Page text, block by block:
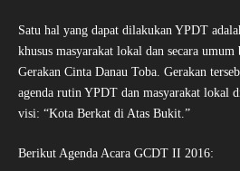
Satu hal yang dapat dilakukan YPDT
khusus masyarakat lokal dan secara
Gerakan Cinta Danau Toba. Gerakan
agenda rutin YPDT dan masyarakat lokal
visi: “Kota Berkat di Atas Bukit.”
Berikut Agenda Acara GCDT II 2016: